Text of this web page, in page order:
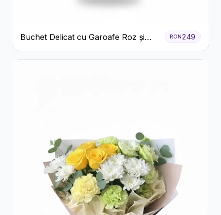
Buchet Delicat cu Garoafe Roz și
Crizanteme Albe
RON249